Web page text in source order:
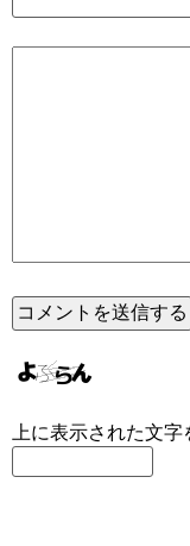
上に表示された文字